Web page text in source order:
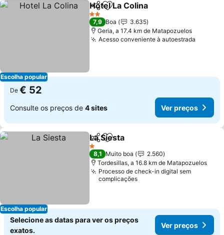
Escolha popular
PartilharAdicionar aos favoritos
Hotel La Colina
2 Estrelas
7,9 Boa
3.635
Geria, a 17.4 km de Matapozuelos
Acesso conveniente à autoestrada
De € 52
Consulte os preços de 4 sites Ver preços
Escolha popular
PartilharAdicionar aos favoritos
La Siesta
1 Estrelas
8,1 Muito boa
2.560
Tordesillas, a 16.8 km de Matapozuelos
Processo de check-in digital sem
complicações
Selecione as datas para ver os preços
exatos.
Ver preços